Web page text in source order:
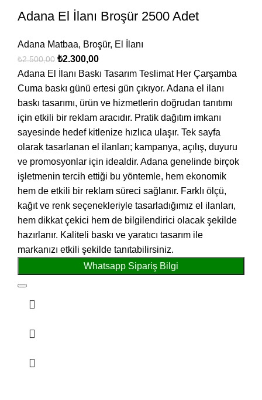
Adana El İlanı Broşür 2500 Adet
Adana Matbaa, Broşür, El İlanı
₺2.500,00 ₺2.300,00
Adana El İlanı Baskı Tasarım Teslimat Her Çarşamba
Cuma baskı günü ertesi gün çıkıyor. Adana el ilanı
baskı tasarımı, ürün ve hizmetlerin doğrudan tanıtımı
için etkili bir reklam aracıdır. Pratik dağıtım imkanı
sayesinde hedef kitlenize hızlıca ulaşır. Tek sayfa
olarak tasarlanan el ilanları; kampanya, açılış, duyuru
ve promosyonlar için idealdir. Adana genelinde birçok
işletmenin tercih ettiği bu yöntemle, hem ekonomik
hem de etkili bir reklam süreci sağlanır. Farklı ölçü,
kağıt ve renk seçenekleriyle tasarladığımız el ilanları,
hem dikkat çekici hem de bilgilendirici olacak şekilde
hazırlanır. Kaliteli baskı ve yaratıcı tasarım ile
markanızı etkili şekilde tanıtabilirsiniz.
Whatsapp Sipariş Bilgi